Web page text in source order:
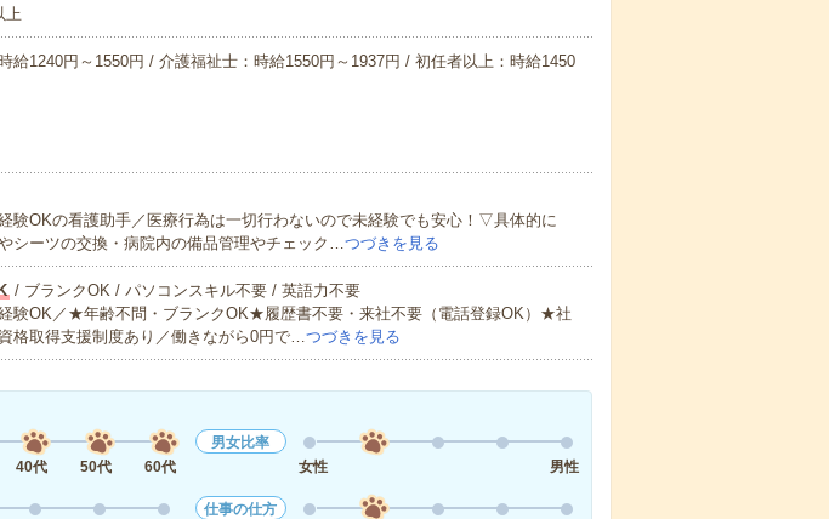
上
給1240円～1550円 / 介護福祉士：時給1550円～1937円 / 初任者以上：時給1450
験OKの看護助手／医療行為は一切行わないので未経験でも安心！▽具体的に
シーツの交換・病院内の備品管理やチェック…つづきを見る
/ ブランクOK / パソコンスキル不要 / 英語力不要
験OK／★年齢不問・ブランクOK★履歴書不要・来社不要（電話登録OK）★社
格取得支援制度あり／働きながら0円で…つづきを見る
40代 50代 60代
男女比率
女性
男性
仕事の仕方